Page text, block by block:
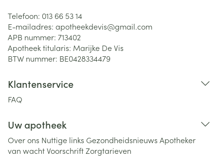
Telefoon: 013 66 53 14
E-mailadres: apotheekdevis@gmail.com
APB nummer: 713402
Apotheek titularis: Marijke De Vis
BTW nummer: BE0428334479
Klantenservice
FAQ
Uw apotheek
Over ons Nuttige links Gezondheidsnieuws Apotheker
van wachtVoorschriftZorgtarieven